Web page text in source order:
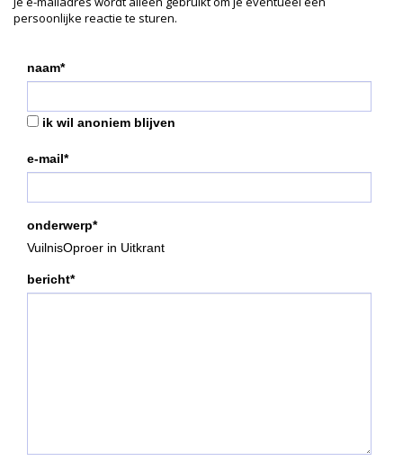
persoonlijke reactie te sturen.
naam*
ik wil anoniem blijven
e-mail*
onderwerp*
VuilnisOproer in Uitkrant
bericht*